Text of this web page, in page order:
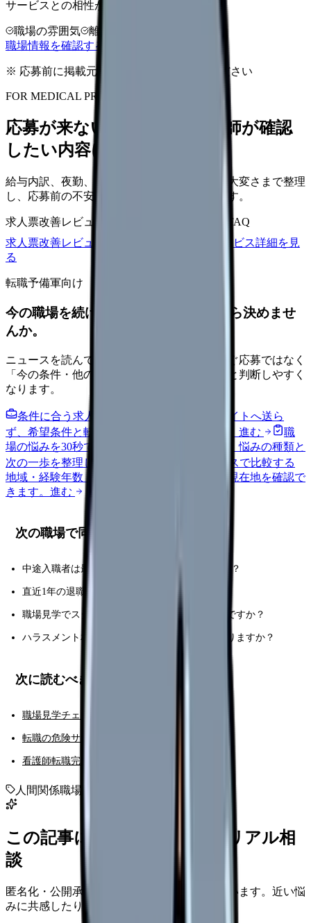
サービスとの相性が高い悩みです。
職場の雰囲気 離職理由
職場情報を確認する方法を見る
※ 応募前に掲載元の最新情報を確認してください
FOR MEDICAL PROVIDERS
応募が来ない求人票を、看護師が確認
したい内容に直せます
給与内訳、夜勤、休日、教育、職場の正直な大変さまで整理
し、応募前の不安を減らす求人票へ改善します。
求人票改善レビュー
応募前FAQ
求人票改善レビューの見積もりを依頼
サービス詳細を見
る
転職予備軍向け
今の職場を続けるか、条件を比べてから決めませ
んか。
ニュースを読んで不安が強くなった時は、すぐ応募ではなく
「今の条件・他の選択肢・相談先」を分けると判断しやすく
なります。
条件に合う求人通知を受け取る
外部転職サイトへ送ら
ず、希望条件と転職時期を自社で預かります。 進む
職
場の悩みを30秒で診断
辞めるべきか迷う前に、悩みの種類と
次の一歩を整理します。
給料コンパスで比較する
地域・経験年数・施設形態から、今の給料の現在地を確認で
きます。 進む
次の職場で同じ失敗を避ける質問
中途入職者は最初の3カ月で誰に相談できますか？
直近1年の退職理由で多いものは何ですか？
職場見学でスタッフ同士の声かけを見てもよいですか？
ハラスメント相談窓口やメンタル相談制度はありますか？
次に読むべき主要記事
職場見学チェックリスト
転職の危険サイン完全チェックリスト
看護師転職完全ガイド
人間関係職場選び
この記事に近い看護師さんのリアル相
談
匿名化・公開承認済みの本音だけを表示しています。近い悩
みに共感したり、自分の状況を投稿できます。